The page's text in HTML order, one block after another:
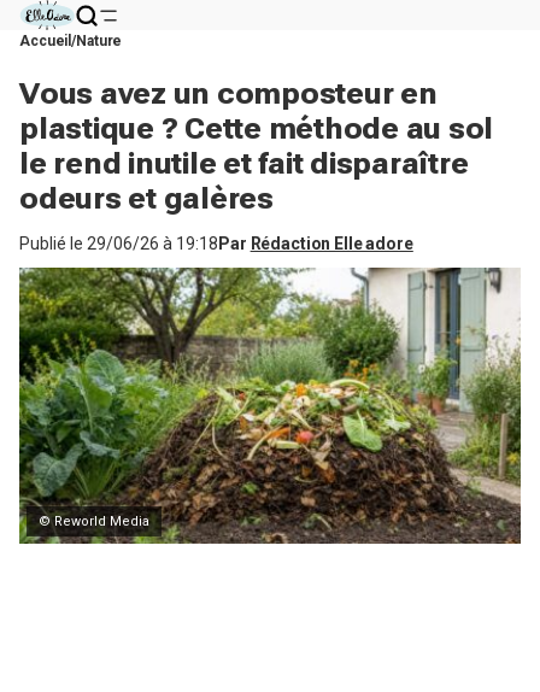
Accueil Nature
Vous avez un composteur en
plastique ? Cette méthode au sol
le rend inutile et fait disparaître
odeurs et galères
Publié le 29/06/26 à 19:18 Par Rédaction Elle adore
© Reworld Media